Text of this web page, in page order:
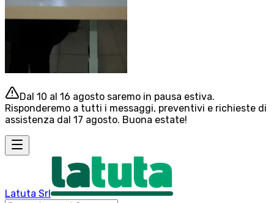
Dal 10 al 16 agosto saremo in pausa estiva.
Risponderemo a tutti i messaggi, preventivi e richieste di
assistenza dal 17 agosto. Buona estate!
Latuta Srl